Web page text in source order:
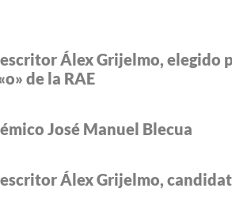
Álex Grijelmo, elegido
de la RAE
José Manuel Blecua
Álex Grijelmo,